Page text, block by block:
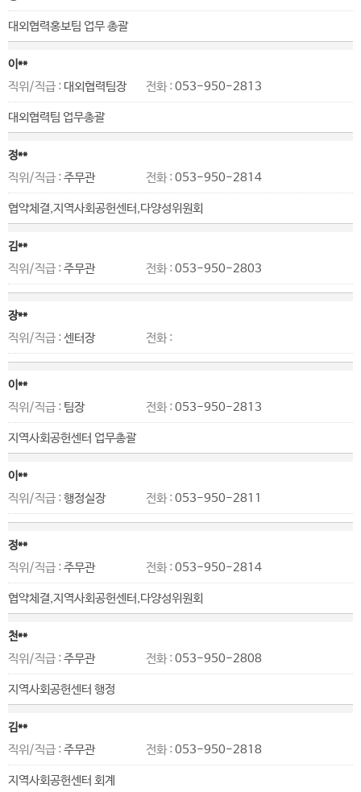
대외협력홍보팀 업무 총괄
이**
직위/직급 : 대외협력팀장 전화 :053-950-2813
대외협력팀 업무총괄
정**
직위/직급 :주무관 전화 :053-950-2814
협약체결,지역사회공헌센터,다양성위원회
김**
직위/직급 :주무관 전화 :053-950-2803
장**
직위/직급 :센터장 전화 :
이**
직위/직급 : 팀장 전화 :053-950-2813
지역사회공헌센터 업무총괄
이**
직위/직급 :행정실장 전화 :053-950-2811
정**
직위/직급 :주무관 전화 :053-950-2814
협약체결,지역사회공헌센터,다양성위원회
천**
직위/직급 :주무관 전화 :053-950-2808
지역사회공헌센터 행정
김**
직위/직급 :주무관 전화 :053-950-2818
지역사회공헌센터 회계